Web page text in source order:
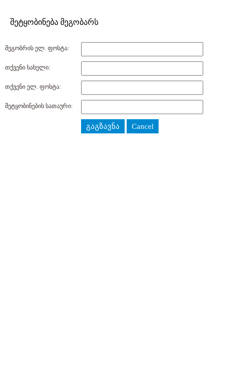
შეტყობინება მეგობარს
მეგობრის ელ. ფოსტა:
თქვენი სახელი:
თქვენი ელ. ფოსტა:
შეტყობინების სათაური:
გაგზავნა Cancel